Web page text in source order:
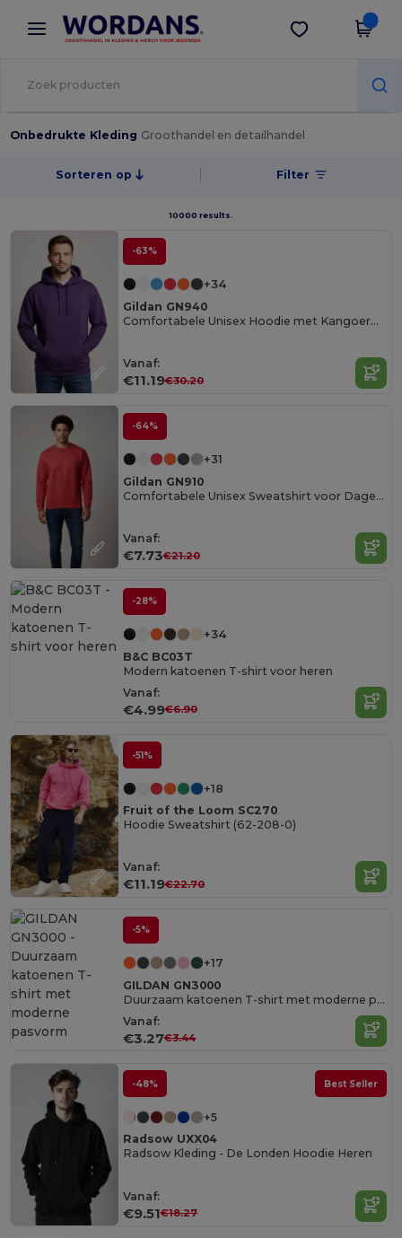
× Wordans-app
Betere prijzen in de app!
Download app
Onbedrukte Kleding Groothandel en detailhandel
Sorteren op Filter
10000 results.
-63%
+34
Gildan GN940
Comfortabele Unisex Hoodie met Kangoeroezak
Vanaf:
€11.19€30.20
-64%
+31
Gildan GN910
Comfortabele Unisex Sweatshirt voor Dagelijks Gebruik
Vanaf:
€7.73€21.20
-28%
+34
B&C BC03T
Modern katoenen T-shirt voor heren
Vanaf:
€4.99€6.90
-51%
+18
Fruit of the Loom SC270
Hoodie Sweatshirt (62-208-0)
Vanaf:
€11.19€22.70
-5%
+17
GILDAN GN3000
Duurzaam katoenen T-shirt met moderne pasvorm
Vanaf:
€3.27€3.44
-48% Best Seller
+5
Radsow UXX04
Radsow Kleding - De Londen Hoodie Heren
Vanaf:
€9.51€18.27